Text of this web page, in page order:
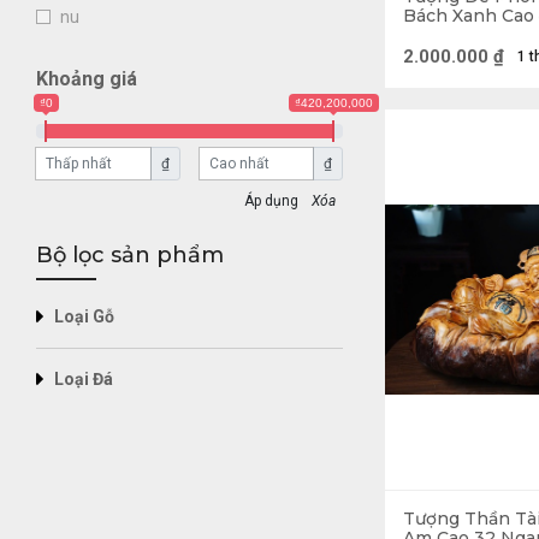
nu
Khoảng giá
₫0 ₫420,200,000
₫ ₫
Xóa
Bộ lọc sản phẩm
Loại Gỗ
Loại Đá
Tượng Gỗ là
Mỗi bức
Ý nghĩa
Tượng Gỗ
lại những
Tượng Rồng
Bách Xanh
1
2.000.000 ₫
Tượng Thần